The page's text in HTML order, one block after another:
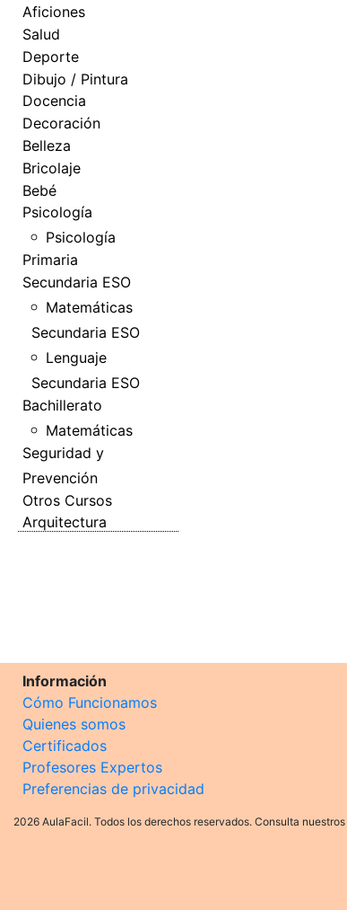
Aficiones
Salud
Deporte
Dibujo / Pintura
Docencia
Decoración
Belleza
Bricolaje
Bebé
Psicología
Psicología
Primaria
Secundaria ESO
Matemáticas
Secundaria ESO
Lenguaje
Secundaria ESO
Bachillerato
Matemáticas
Seguridad y
Prevención
Otros Cursos
Arquitectura
Información
Cómo Funcionamos
Quienes somos
Certificados
Profesores Expertos
Preferencias de privacidad
2026 AulaFacil. Todos los derechos reservados. Consulta nuestros